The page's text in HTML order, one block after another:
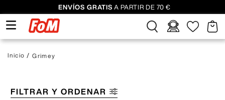
ENVÍOS GRATIS A PARTIR DE 70 €
Grimey
FILTRAR Y ORDENAR